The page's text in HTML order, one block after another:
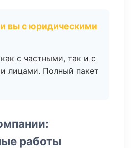
вы с юридическими
с частными, так и с
лицами. Полный пакет
работы